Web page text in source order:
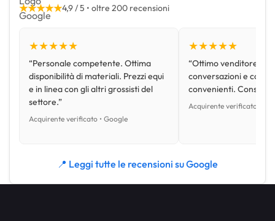
★★★★★4,9 / 5 • oltre 200 recensioni
★★★★★
“Personale competente. Ottima
disponibilità di materiali. Prezzi equi
e in linea con gli altri grossisti del
settore.”
Acquirente verificato • Google
★★★★★
“Ottimo venditore,
conversazioni e con
convenienti.
Acquirente verificato •
📍 Leggi tutte le recensioni su Google